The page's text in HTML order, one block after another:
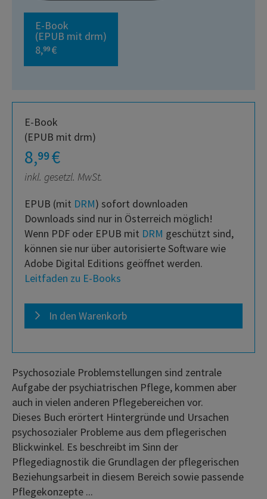
E-Book
(EPUB mit drm)
8,99 €
E-Book
(EPUB mit drm)
8,99€
inkl. gesetzl. MwSt.
EPUB (mit DRM) sofort downloaden
Downloads sind nur in Österreich möglich!
Wenn PDF oder EPUB mit DRM geschützt sind,
können sie nur über autorisierte Software wie
Adobe Digital Editions geöffnet werden.
Leitfaden zu E-Books
In den Warenkorb
Psychosoziale Problemstellungen sind zentrale
Aufgabe der psychiatrischen Pflege, kommen aber
auch in vielen anderen Pflegebereichen vor.
Dieses Buch erörtert Hintergründe und Ursachen
psychosozialer Probleme aus dem pflegerischen
Blickwinkel. Es beschreibt im Sinn der
Pflegediagnostik die Grundlagen der pflegerischen
Beziehungsarbeit in diesem Bereich sowie passende
Pflegekonzepte ...